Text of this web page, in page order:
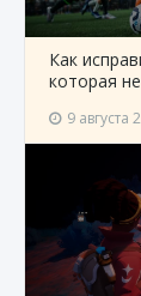
Как
которая
9 августа